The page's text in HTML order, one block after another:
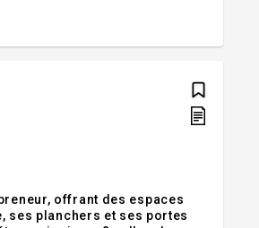
offrant des espaces
ses planchers et ses portes